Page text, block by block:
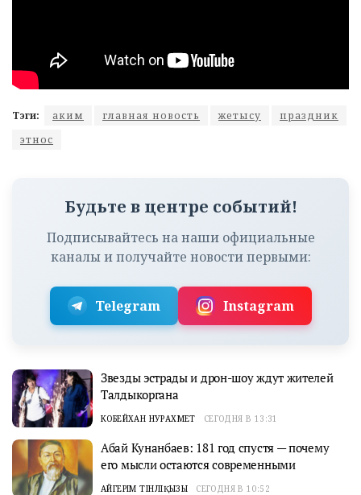
Тэги: аким главная новость жетысу
праздник
этнос
Будьте в центре событий!
Подписывайтесь на наши официальные
каналы и получайте новости первыми:
Telegram Instagram
Звезды эстрады и дрон-шоу ждут жителей
Талдыкоргана
КОБЕЙХАН НУРАХМЕТ СЕГОДНЯ В 13:31
Абай Кунанбаев: 181 год спустя — почему
его мысли остаются современными
АЙГЕРІМ ТІНӘЛІҚЫЗЫ СЕГОДНЯ В 10:52